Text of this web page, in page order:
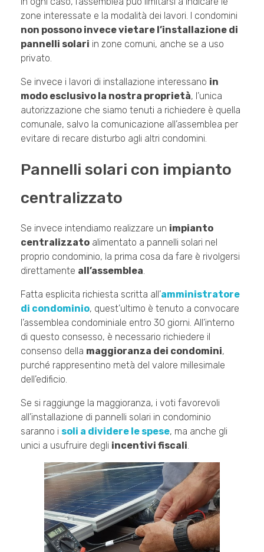
zone interessate e la modalità dei lavori. I condomini
non possono invece vietare l’installazione di
pannelli solari in zone comuni, anche se a uso
privato.
Se invece i lavori di installazione interessano in
modo esclusivo la nostra proprietà, l’unica
autorizzazione che siamo tenuti a richiedere è quella
comunale, salvo la comunicazione all’assemblea per
evitare di recare disturbo agli altri condomini.
Pannelli solari con impianto
centralizzato
Se invece intendiamo realizzare un impianto
centralizzato alimentato a pannelli solari nel
proprio condominio, la prima cosa da fare è rivolgersi
direttamente all’assemblea.
Fatta esplicita richiesta scritta all’amministratore
di condominio, quest’ultimo è tenuto a convocare
l’assemblea condominiale entro 30 giorni. All’interno
di questo consesso, è necessario richiedere il
consenso della maggioranza dei condomini,
purché rappresentino metà del valore millesimale
dell’edificio.
Se si raggiunge la maggioranza, i voti favorevoli
all’installazione di pannelli solari in condominio
saranno i soli a dividere le spese, ma anche gli
unici a usufruire degli incentivi fiscali.